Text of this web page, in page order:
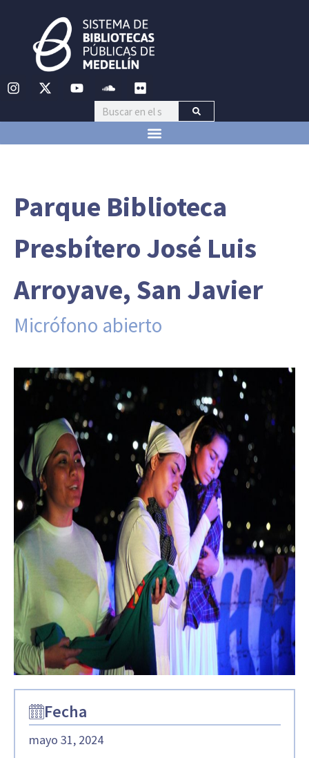
Parque Biblioteca
Presbítero José Luis
Arroyave, San Javier
Micrófono abierto
Fecha
mayo 31, 2024